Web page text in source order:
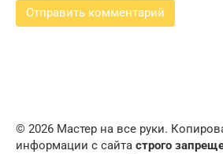
© 2026 Мастер на все руки.
информации с сайта строго